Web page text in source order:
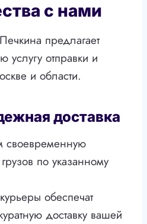
с нами
предлагает
отправки и
и области.
доставка
своевременную
по указанному
обеспечат
доставку вашей